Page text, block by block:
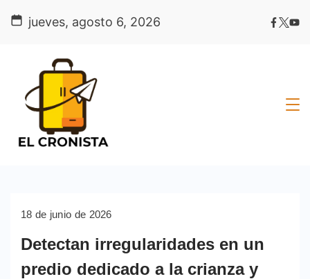
jueves, agosto 6, 2026
18 de junio de 2026
Detectan irregularidades en un
predio dedicado a la crianza y